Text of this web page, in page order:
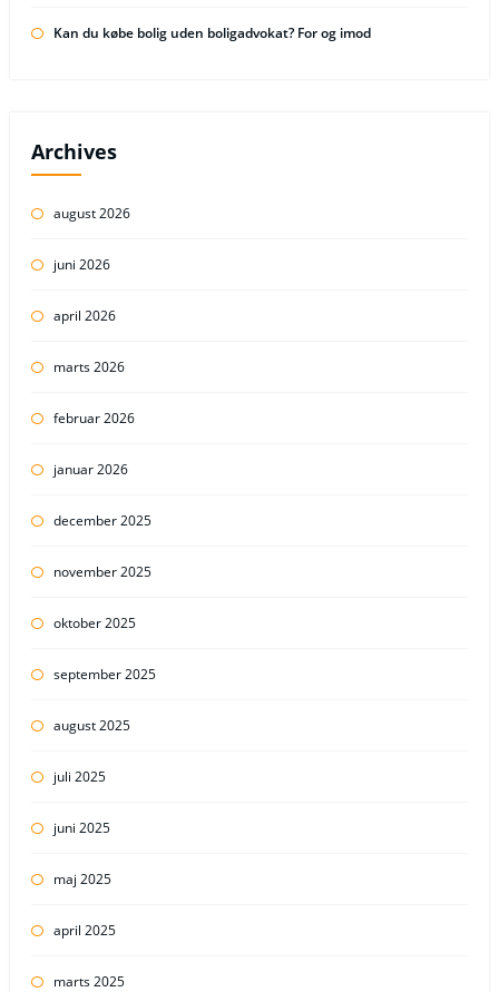
Kan du købe bolig uden boligadvokat? For og imod
Archives
august 2026
juni 2026
april 2026
marts 2026
februar 2026
januar 2026
december 2025
november 2025
oktober 2025
september 2025
august 2025
juli 2025
juni 2025
maj 2025
april 2025
marts 2025